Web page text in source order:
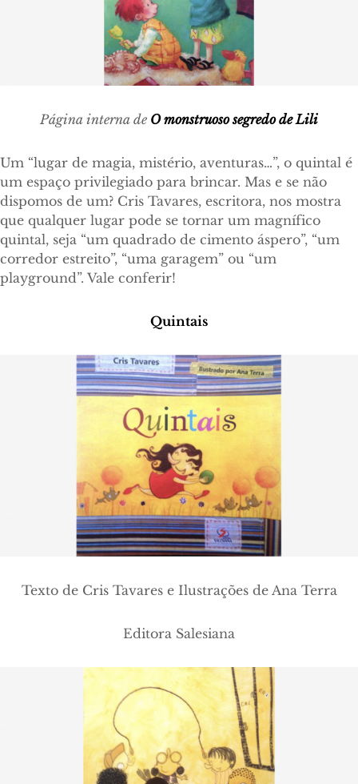
Página interna de O monstruoso segredo de Lili
Um “lugar de magia, mistério, aventuras…”, o quintal é
um espaço privilegiado para brincar. Mas e se não
dispomos de um? Cris Tavares, escritora, nos mostra
que qualquer lugar pode se tornar um magnífico
quintal, seja “um quadrado de cimento áspero”, “um
corredor estreito”, “uma garagem” ou “um
playground”. Vale conferir!
Quintais
Texto de Cris Tavares e Ilustrações de Ana Terra
Editora Salesiana